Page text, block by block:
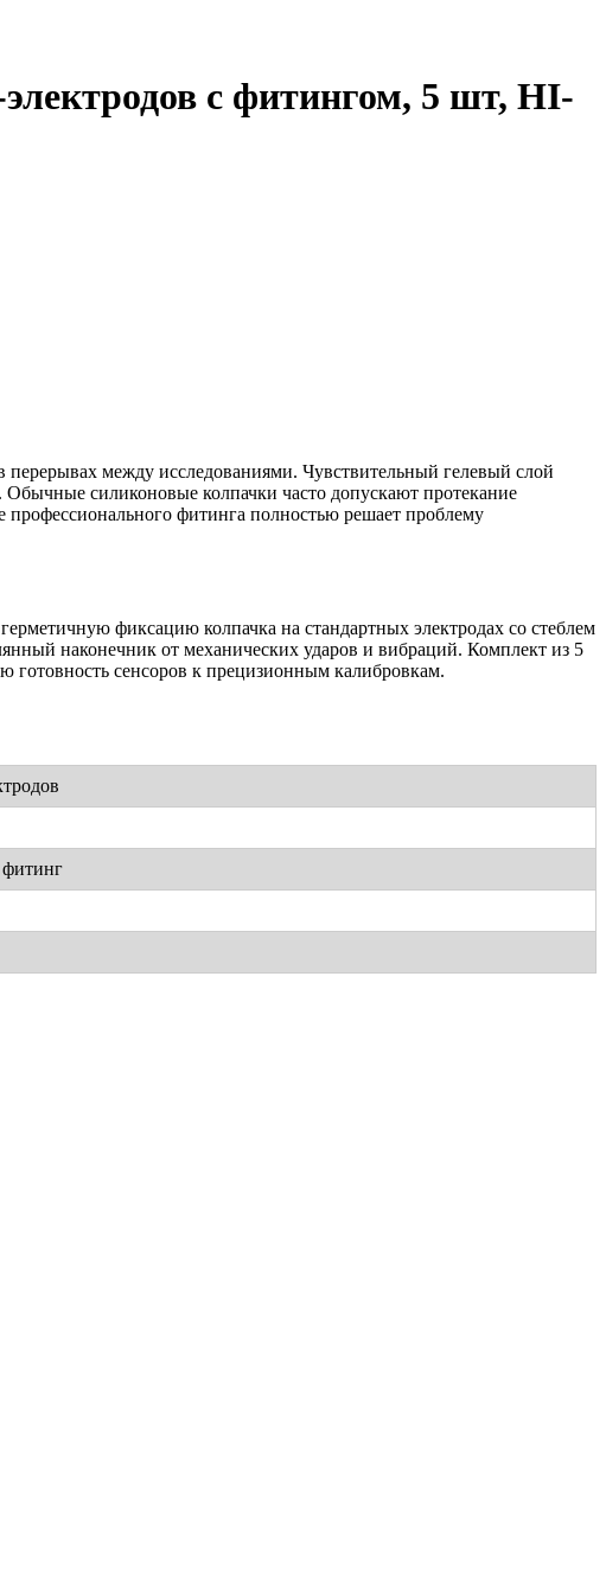
с фитингом, 5 шт, HI-
между исследованиями. Чувствительный гелевый слой
силиконовые колпачки часто допускают протекание
фитинга полностью решает проблему
фиксацию колпачка на стандартных электродах со стеблем
наконечник от механических ударов и вибраций. Комплект из 5
готовность сенсоров к прецизионным калибровкам.